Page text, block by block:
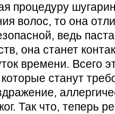
процедуру
волос, то она
ведь
она станет
времени. Всего
станут
Так что, теперь